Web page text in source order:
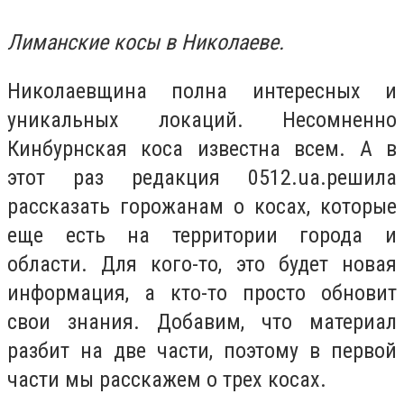
Лиманские косы в Николаеве.
Николаевщина полна интересных и
уникальных локаций. Несомненно
Кинбурнская коса известна всем. А в
этот раз редакция 0512.ua.решила
рассказать горожанам о косах, которые
еще есть на территории города и
области. Для кого-то, это будет новая
информация, а кто-то просто обновит
свои знания. Добавим, что материал
разбит на две части, поэтому в первой
части мы расскажем о трех косах.